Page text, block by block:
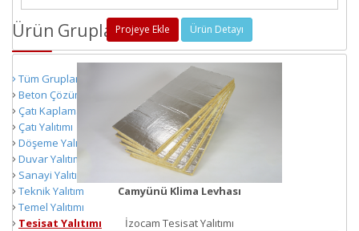
Ürün Grupları
Tüm Gruplar
Beton Çözümleri
Çatı Kaplama
Çatı Yalıtımı
Döşeme Yalıtımı
Duvar Yalıtımı
Sanayi Yalıtımı
Teknik Yalıtım
Temel Yalıtımı
Tesisat Yalıtımı
Projeye Ekle Ürün Detayı
Camyünü Klima Levhası
İzocam Tesisat Yalıtımı